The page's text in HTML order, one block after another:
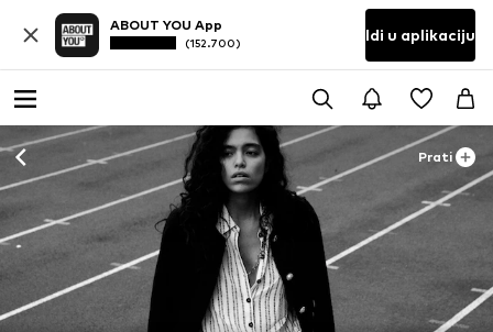
ABOUT YOU App
(152.700) Idi u aplikaciju
Prati